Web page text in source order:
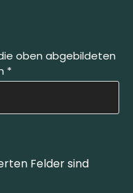
oben abgebildeten
*
Felder sind